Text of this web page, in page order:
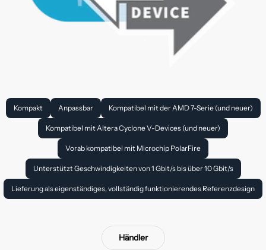
Kompakt Anpassbar Kompatibel mit der AMD 7-Serie (und neuer)
Kompatibel mit Altera Cyclone V-Devices (und neuer)
Vorab kompatibel mit Microchip PolarFire
Unterstützt Geschwindigkeiten von 1 Gbit/s bis über 10 Gbit/s
Lieferung als eigenständiges, vollständig funktionierendes Referenzdesign
Händler